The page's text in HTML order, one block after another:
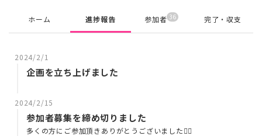
ホーム 進捗報告 参加者 36 完了・収支
2024/2/1
企画を立ち上げました
2024/2/15
参加者募集を締め切りました
多くの方にご参加頂きありがとうございました🙇‍♂️